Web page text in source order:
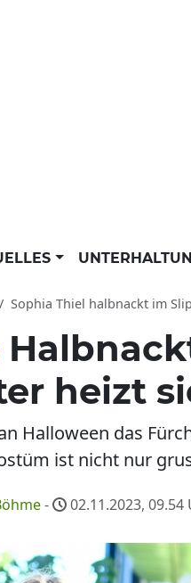
Sophia Thiel halbnackt im Slip
heizt
Halloween das
ist nicht nur
- 02.11.2023, 09.54